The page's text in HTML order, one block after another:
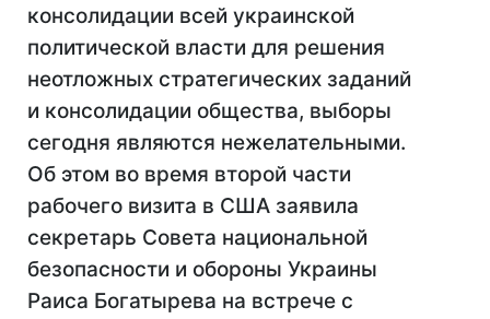
консолидации всей украинской
политической власти для решения
неотложных стратегических заданий
и консолидации общества, выборы
сегодня являются нежелательными.
Об этом во время второй части
рабочего визита в США заявила
секретарь Совета национальной
безопасности и обороны Украины
Раиса Богатырева на встрече с